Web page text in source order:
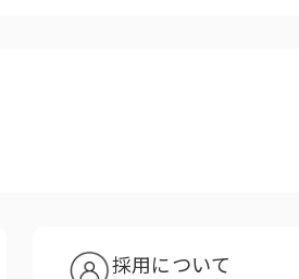
採用について